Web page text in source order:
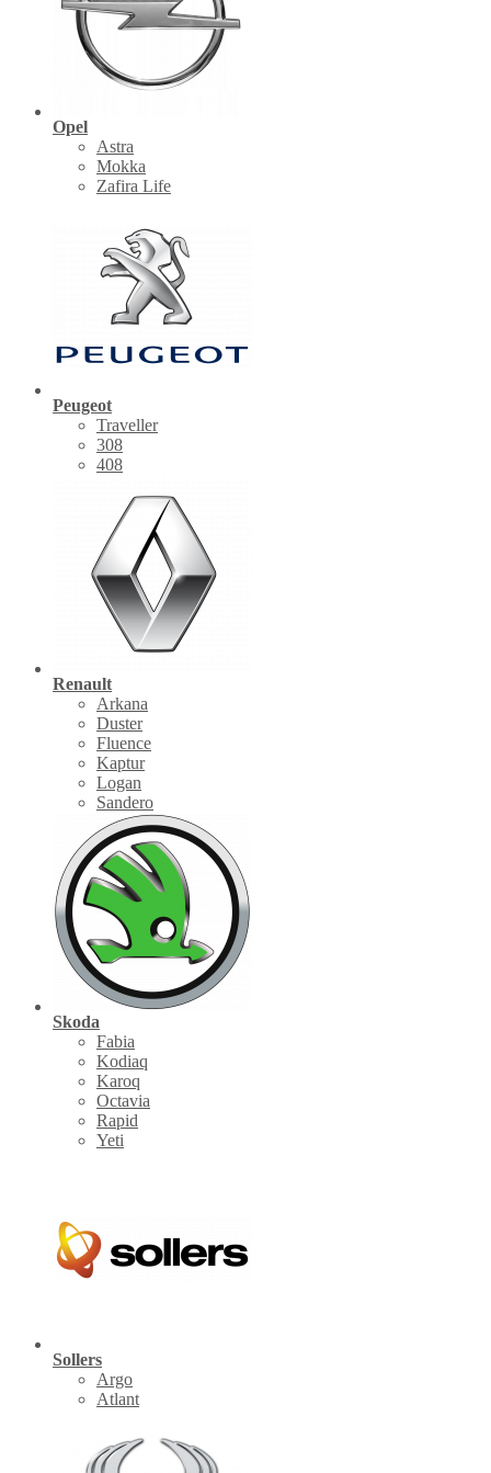
Opel
Astra
Mokka
Zafira Life
Peugeot
Traveller
308
408
Renault
Arkana
Duster
Fluence
Kaptur
Logan
Sandero
Skoda
Fabia
Kodiaq
Karoq
Octavia
Rapid
Yeti
Sollers
Argo
Atlant